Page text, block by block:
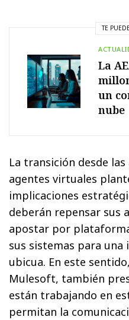
TE
La
un
nube
La transición desde
agentes virtuales
implicaciones
deberán repensar sus
apostar por
sus sistemas para
ubicua. En este
Mulesoft, también
están trabajando en
permitan la